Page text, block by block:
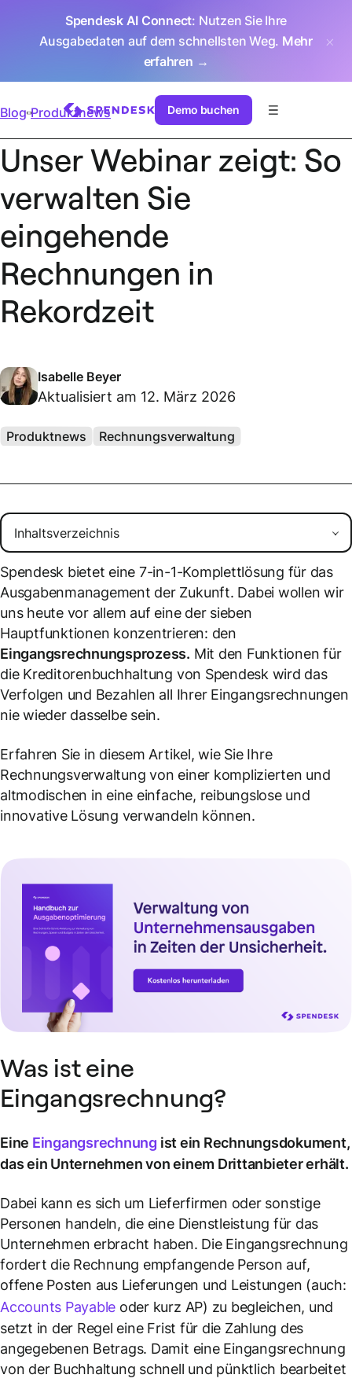
Spendesk AI Connect: Nutzen Sie Ihre
Ausgabedaten auf dem schnellsten Weg. Mehr
erfahren →
Demo buchen
Blog Produktnews
Unser Webinar zeigt: So
verwalten Sie
eingehende
Rechnungen in
Rekordzeit
Isabelle Beyer
Aktualisiert am 12. März 2026
Produktnews Rechnungsverwaltung
Spendesk bietet eine 7-in-1-Komplettlösung für das
Ausgabenmanagement der Zukunft. Dabei wollen wir
uns heute vor allem auf eine der sieben
Hauptfunktionen konzentrieren: den
Eingangsrechnungsprozess. Mit den Funktionen für
die Kreditorenbuchhaltung von Spendesk wird das
Verfolgen und Bezahlen all Ihrer Eingangsrechnungen
nie wieder dasselbe sein.
Erfahren Sie in diesem Artikel, wie Sie Ihre
Rechnungsverwaltung von einer komplizierten und
altmodischen in eine einfache, reibungslose und
innovative Lösung verwandeln können.
Was ist eine
Eingangsrechnung?
Eine Eingangsrechnung ist ein Rechnungsdokument,
das ein Unternehmen von einem Drittanbieter erhält.
Dabei kann es sich um Lieferfirmen oder sonstige
Personen handeln, die eine Dienstleistung für das
Unternehmen erbracht haben. Die Eingangsrechnung
fordert die Rechnung empfangende Person auf,
offene Posten aus Lieferungen und Leistungen (auch:
Accounts Payable oder kurz AP) zu begleichen, und
setzt in der Regel eine Frist für die Zahlung des
angegebenen Betrags. Damit eine Eingangsrechnung
von der Buchhaltung schnell und pünktlich bearbeitet